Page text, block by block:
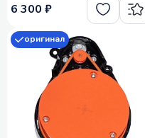
6 300 ₽
оригинал